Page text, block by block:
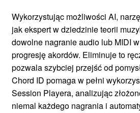
Wykorzystując możliwości AI,
jak ekspert w dziedzinie teorii
dowolne nagranie audio lub MIDI
progresję akordów. Eliminuje to
pozwala szybciej przejść od
Chord ID pomaga w pełni
Session Playera, analizując
niemal każdego nagrania i